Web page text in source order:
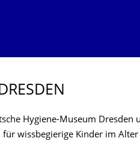
Hygiene-Museum Dresden
wissbegierige Kinder im